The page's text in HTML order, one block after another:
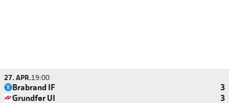
27. APR.19:00
Brabrand IF
3
Grundfør UI
3